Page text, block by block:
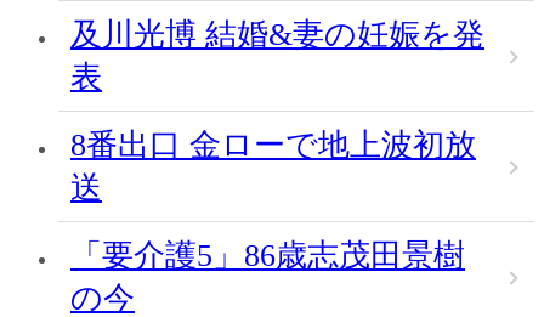
及川光博 結婚&妻の妊娠を発
表
8番出口 金ローで地上波初放
送
「要介護5」86歳志茂田景樹
の今